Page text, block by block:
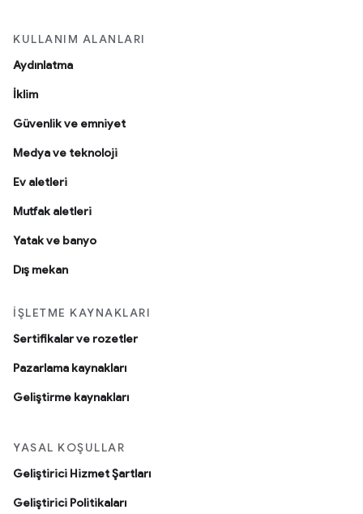
KULLANIM ALANLARI
Aydınlatma
İklim
Güvenlik ve emniyet
Medya ve teknoloji
Ev aletleri
Mutfak aletleri
Yatak ve banyo
Dış mekan
İŞLETME KAYNAKLARI
Sertifikalar ve rozetler
Pazarlama kaynakları
Geliştirme kaynakları
YASAL KOŞULLAR
Geliştirici Hizmet Şartları
Geliştirici Politikaları